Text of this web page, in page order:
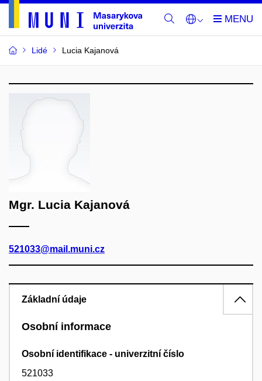
Lidé Lucia Kajanová
Mgr. Lucia Kajanová
521033@mail.muni.cz
Základní údaje
Osobní informace
Osobní identifikace - univerzitní číslo
521033